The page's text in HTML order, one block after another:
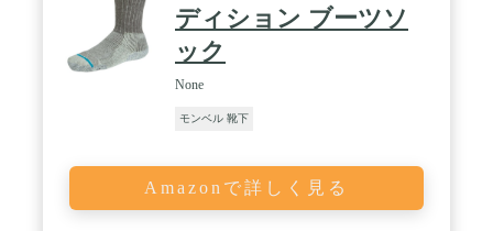
ディション ブーツソ
ック
None
モンベル 靴下
Amazonで詳しく見る